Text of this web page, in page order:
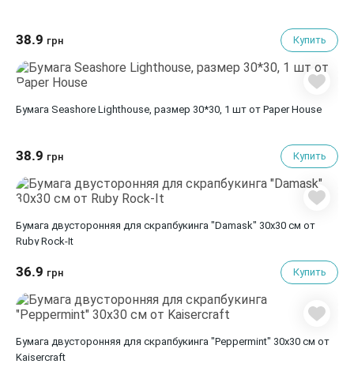
38.9 грн Купить
Бумага Seashore Lighthouse, размер 30*30, 1 шт от Paper House
38.9 грн Купить
Бумага двусторонняя для скрапбукинга "Damask" 30х30 см от
Ruby Rock-It
36.9 грн Купить
Бумага двусторонняя для скрапбукинга "Peppermint" 30х30 см от
Kaisercraft